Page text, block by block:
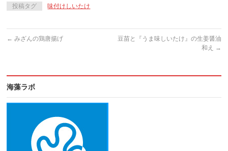
投稿タグ 味付けしいたけ
← みざんの鶏唐揚げ
豆苗と『うま味しいたけ』の生姜醤油
和え
→
海藻ラボ